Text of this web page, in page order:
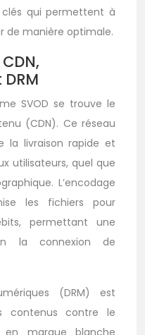
clés qui permettent à
de manière optimale.
SVOD se trouve le
(CDN). Ce réseau
la livraison rapide et
utilisateurs, quel que
L’encodage
les fichiers pour
permettant une
la connexion de
(DRM) est
contenus contre le
en marque blanche